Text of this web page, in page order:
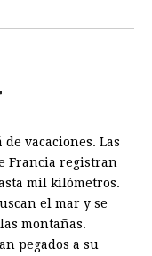
de vacaciones. Las
Francia registran
mil kilómetros.
el mar y se
montañas.
pegados a su